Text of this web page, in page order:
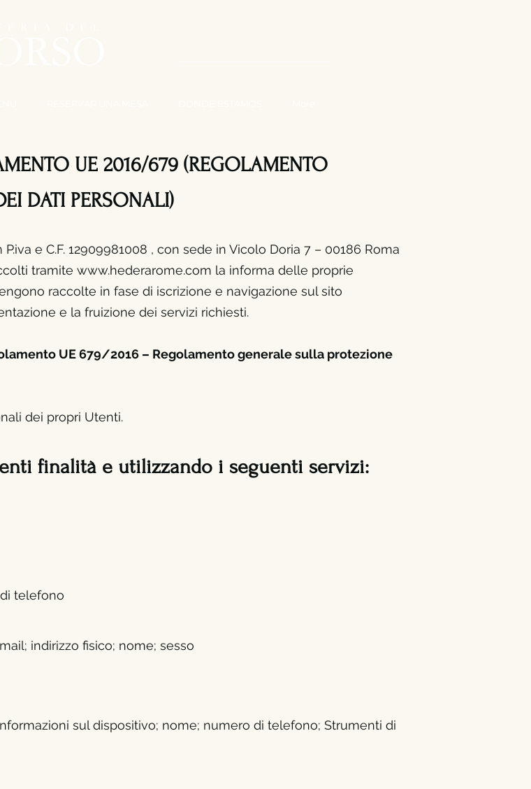
UE 2016/679 (REGOLAMENTO
DATI PERSONALI)
e C.F. 12909981008 , con sede in Vicolo Doria 7 – 00186 Roma
tramite www.hederarome.com la informa delle proprie
raccolte in fase di iscrizione e navigazione sul sito
e la fruizione dei servizi richiesti.
UE 679/2016 – Regolamento generale sulla protezione
dei propri Utenti.
finalità e utilizzando i seguenti servizi:
telefono
indirizzo fisico; nome; sesso
sul dispositivo; nome; numero di telefono; Strumenti di